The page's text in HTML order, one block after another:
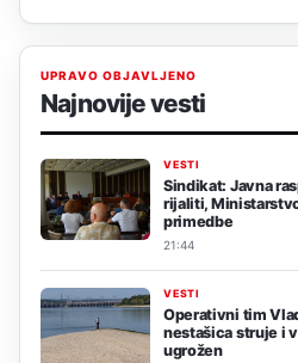
UPRAVO OBJAVLJENO
Najnovije vesti
VESTI
Sindikat: Javna
rijaliti,
primedbe
21:44
VESTI
Operativni tim
nestašica struje i
ugrožen